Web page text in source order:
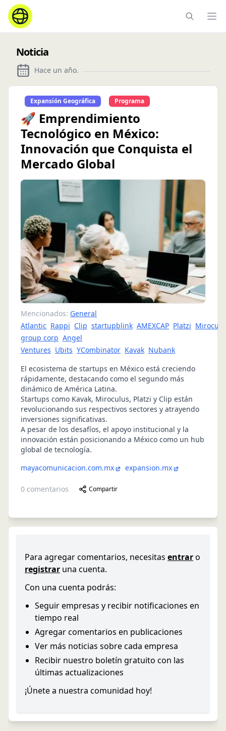
Noticia
Hace un año.
Expansión Geográfica Programa
🚀 Emprendimiento
Tecnológico en México:
Innovación que Conquista el
Mercado Global
Mencionados: General
Atlantic Rappi Clip startupblink AMEXCAP Platzi
group corp Angel
Ventures Ubits YCombinator Kavak Nubank
El ecosistema de startups en México está creciendo
rápidamente, destacando como el segundo más
dinámico de América Latina.
Startups como Kavak, Miroculus, Platzi y Clip están
revolucionando sus respectivos sectores y atrayendo
inversiones significativas.
A pesar de los desafíos, el apoyo institucional y la
innovación están posicionando a México como un hub
global de tecnología.
mayacomunicacion.com.mx
expansion.mx
0 comentarios Compartir
Para agregar comentarios, necesitas entraro
registrar una cuenta.
Con una cuenta podrás:
Seguir empresas y recibir notificaciones en
tiempo real
Agregar comentarios en publicaciones
Ver más noticias sobre cada empresa
Recibir nuestro boletín gratuito con las
últimas actualizaciones
¡Únete a nuestra comunidad hoy!